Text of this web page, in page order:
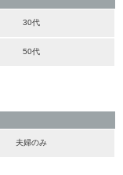
30代
50代
夫婦のみ